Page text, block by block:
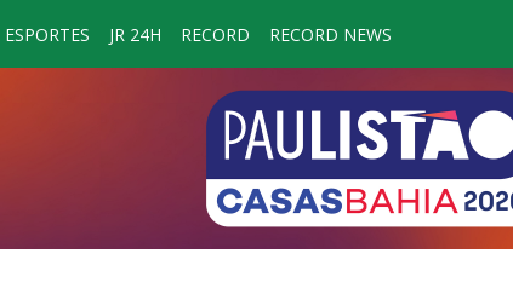
ESPORTES JR 24H RECORD RECORD NEWS